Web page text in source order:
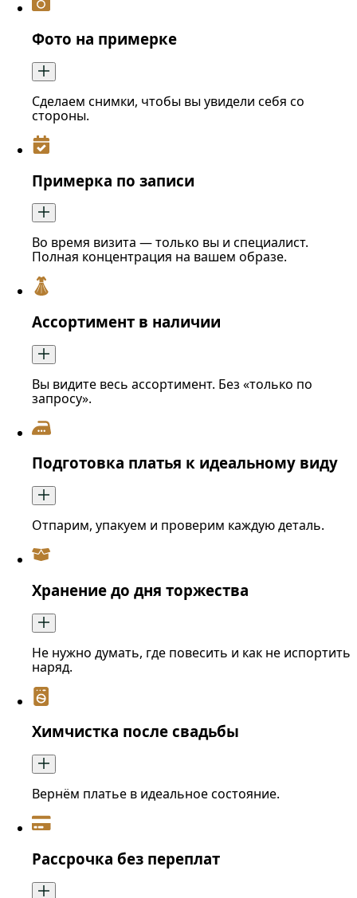
Фото на примерке
Сделаем снимки, чтобы вы увидели себя со
стороны.
Примерка по записи
Во время визита — только вы и специалист.
Полная концентрация на вашем образе.
Ассортимент в наличии
Вы видите весь ассортимент. Без «только по
запросу».
Подготовка платья к идеальному виду
Отпарим, упакуем и проверим каждую деталь.
Хранение до дня торжества
Не нужно думать, где повесить и как не испортить
наряд.
Химчистка после свадьбы
Вернём платье в идеальное состояние.
Рассрочка без переплат